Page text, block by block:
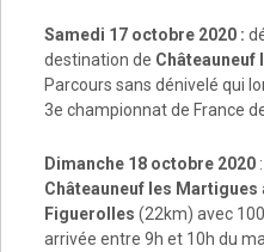
Samedi 17 octobre 2020 :
destination de Châteauneuf
Parcours sans dénivelé qui
3e championnat de France
Dimanche 18 octobre 2020
Châteauneuf les Martigues
Figuerolles (22km) avec
arrivée entre 9h et 10h du